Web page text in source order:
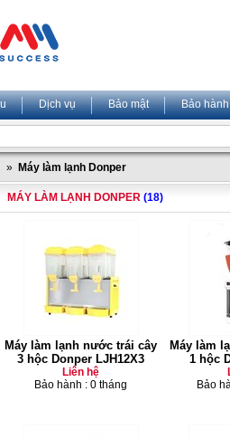
Dịch vụ Bảo mật Bảo hành
» Máy làm lạnh Donper
MÁY LÀM LẠNH DONPER (18)
Máy làm lạnh nước trái cây
3 hộc Donper LJH12X3
Liên hệ
Bảo hành : 0 tháng
Máy làm
1 hộc
Bảo